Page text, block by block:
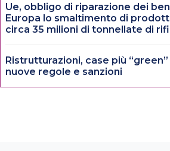
Ue, obbligo di riparazione dei
Europa lo smaltimento di
circa 35 milioni di tonnellate di
Ristrutturazioni, case più
nuove regole e sanzioni